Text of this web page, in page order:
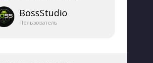
BossStudio
Пользователь